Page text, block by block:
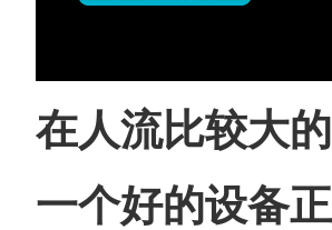
在人流比较大
一个好的设备